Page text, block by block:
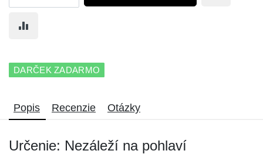
DARČEK ZADARMO
Popis Recenzie Otázky
Určenie: Nezáleží na pohlaví